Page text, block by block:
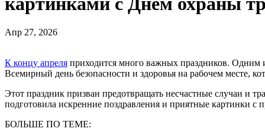
Апр 27, 2026
К концу апреля приходится много важных праздников. Одним
Всемирный день безопасности и здоровья на рабочем месте,
Этот праздник призван предотвращать несчастные случаи и
подготовила искренние поздравления и приятные картинки с
БОЛЬШЕ ПО ТЕМЕ: